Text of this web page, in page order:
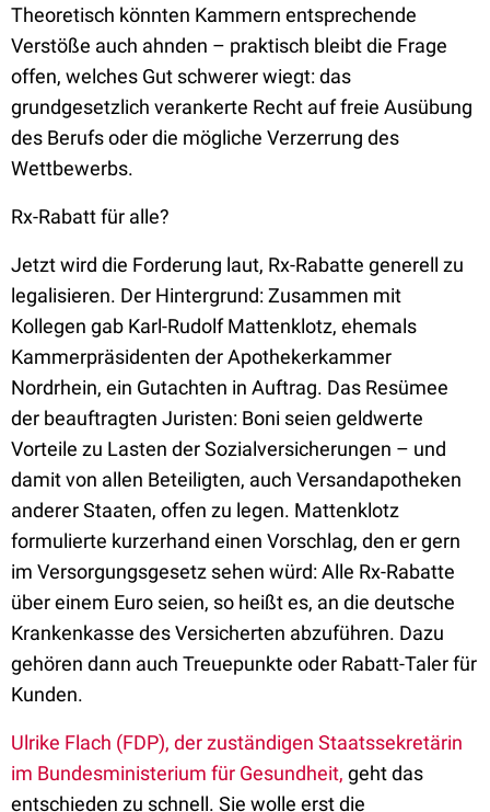
Theoretisch könnten Kammern entsprechende
Verstöße auch ahnden – praktisch bleibt die Frage
offen, welches Gut schwerer wiegt: das
grundgesetzlich verankerte Recht auf freie Ausübung
des Berufs oder die mögliche Verzerrung des
Wettbewerbs.
Rx-Rabatt für alle?
Jetzt wird die Forderung laut, Rx-Rabatte generell zu
legalisieren. Der Hintergrund: Zusammen mit
Kollegen gab Karl-Rudolf Mattenklotz, ehemals
Kammerpräsidenten der Apothekerkammer
Nordrhein, ein Gutachten in Auftrag. Das Resümee
der beauftragten Juristen: Boni seien geldwerte
Vorteile zu Lasten der Sozialversicherungen – und
damit von allen Beteiligten, auch Versandapotheken
anderer Staaten, offen zu legen. Mattenklotz
formulierte kurzerhand einen Vorschlag, den er gern
im Versorgungsgesetz sehen würd: Alle Rx-Rabatte
über einem Euro seien, so heißt es, an die deutsche
Krankenkasse des Versicherten abzuführen. Dazu
gehören dann auch Treuepunkte oder Rabatt-Taler für
Kunden.
Ulrike Flach (FDP), der zuständigen Staatssekretärin
im Bundesministerium für Gesundheit, geht das
entschieden zu schnell. Sie wolle erst die